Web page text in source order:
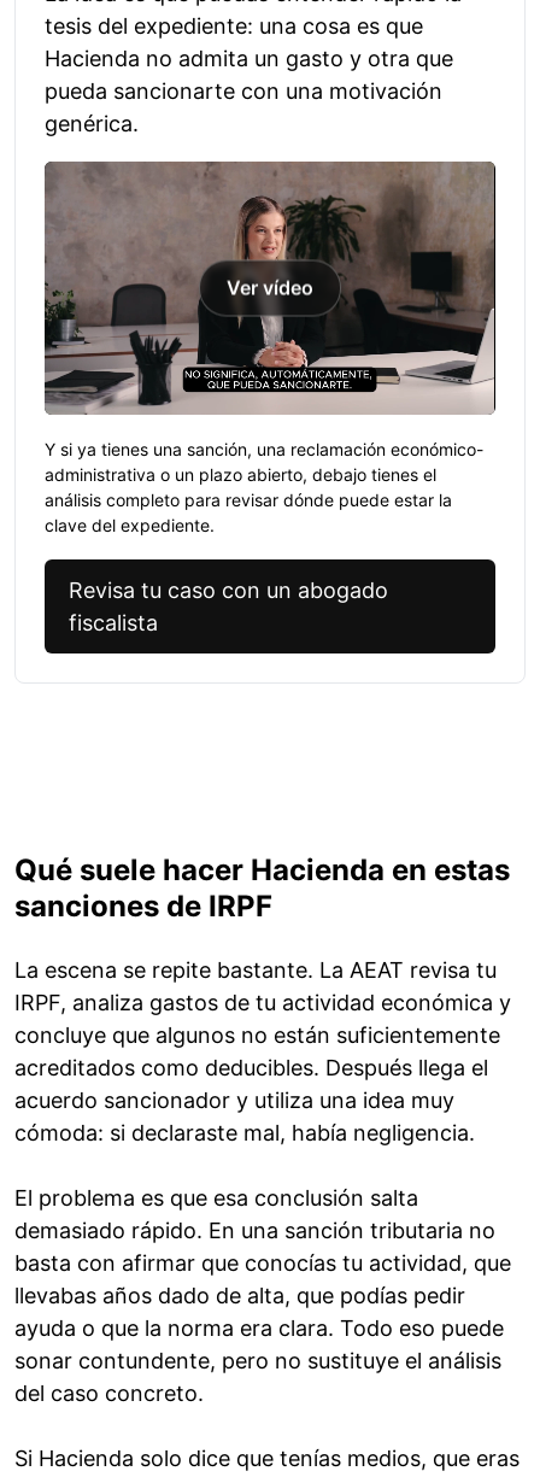
tesis del expediente: una cosa es que
Hacienda no admita un gasto y otra que
pueda sancionarte con una motivación
genérica.
Ver vídeo
Y si ya tienes una sanción, una reclamación económico-
administrativa o un plazo abierto, debajo tienes el
análisis completo para revisar dónde puede estar la
clave del expediente.
Revisa tu caso con un abogado
fiscalista
Qué suele hacer Hacienda en estas
sanciones de IRPF
La escena se repite bastante. La AEAT revisa tu
IRPF, analiza gastos de tu actividad económica y
concluye que algunos no están suficientemente
acreditados como deducibles. Después llega el
acuerdo sancionador y utiliza una idea muy
cómoda: si declaraste mal, había negligencia.
El problema es que esa conclusión salta
demasiado rápido. En una sanción tributaria no
basta con afirmar que conocías tu actividad, que
llevabas años dado de alta, que podías pedir
ayuda o que la norma era clara. Todo eso puede
sonar contundente, pero no sustituye el análisis
del caso concreto.
Si Hacienda solo dice que tenías medios, que eras